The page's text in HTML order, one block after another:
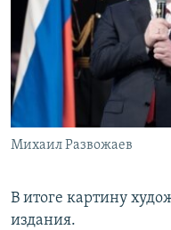
Михаил Развожаев
В итоге картину
издания.